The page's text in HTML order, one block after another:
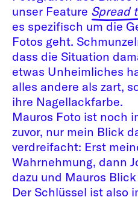
unser Feature Spread
es spezifisch um die
Fotos geht.
dass die Situation
etwas Unheimliches
alles andere als zart,
ihre Nagellackfarbe.
Mauros Foto ist noch
zuvor, nur mein Blick
verdreifacht: Erst
Wahrnehmung, dann
dazu und Mauros
Der Schlüssel ist also